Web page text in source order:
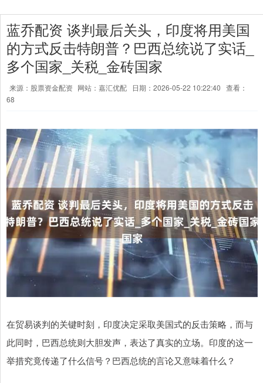
蓝乔配资 谈判最后关头，印度将用美国
的方式反击特朗普？巴西总统说了实话_
多个国家_关税_金砖国家
来源：股票资金配资 网站：嘉汇优配 日期：2026-05-22 10:22:40 查看：
68
在贸易谈判的关键时刻，印度决定采取美国式的反击策略，而与
此同时，巴西总统则大胆发声，表达了真实的立场。印度的这一
举措究竟传递了什么信号？巴西总统的言论又意味着什么？